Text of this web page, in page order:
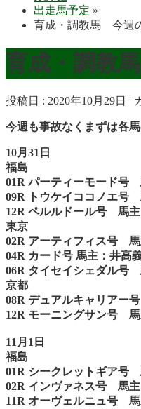
出走馬予定 »
育成・調教馬 今週
育成・調教
投稿日 : 2020年10月29日
今週も事故なくまずは各
10月31日
福島
01R パーティーモード
09R トウケイココノエ
12R ペルルドール号 馬
東京
02R アーティフィス号
04R カード号 馬主：井高
06R タイセイシェダル
京都
08R デュアルキャリアー
12R モーニングサン号
11月1日
福島
01R シークレットギア
02R インヴァネス号 馬
11R オーヴェルニュ号